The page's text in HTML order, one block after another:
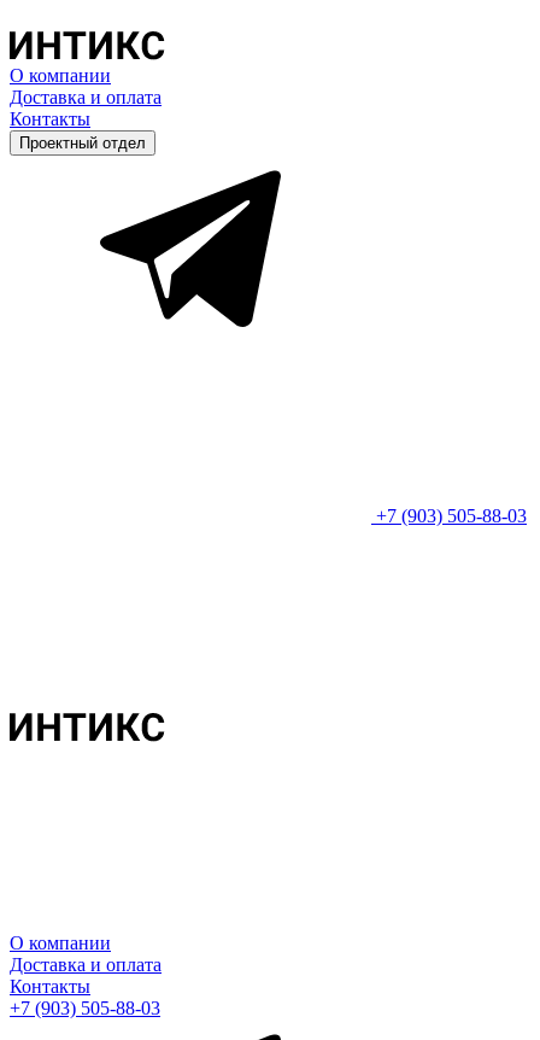
О компании
Доставка и оплата
Контакты
Проектный отдел
+7 (903) 505-88-03
О компании
Доставка и оплата
Контакты
+7 (903) 505-88-03